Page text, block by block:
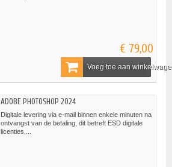
€ 79,00
Voeg toe aan
ADOBE PHOTOSHOP 2024
Digitale levering via e-mail binnen enkele minuten na
ontvangst van de betaling, dit betreft ESD digitale
licenties,...